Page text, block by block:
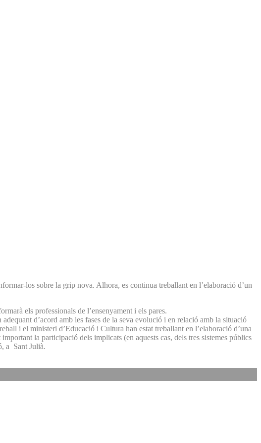
los sobre la grip nova. Alhora, es continua treballant en l’elaboració d’un
els professionals de l’ensenyament i els pares.
d’acord amb les fases de la seva evolució i en relació amb la situació
i el ministeri d’Educació i Cultura han estat treballant en l’elaboració d’una
la participació dels implicats (en aquests cas, dels tres sistemes públics
a Sant Julià.